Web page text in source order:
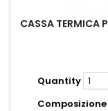
CASSA TERMICA
Quantity
Composizione